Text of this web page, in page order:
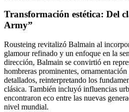
Transformación estética: Del
Army”
Rousteing revitalizó Balmain al
glamour refinado y un enfoque en la
dirección, Balmain se convirtió en
hombreras prominentes,
detallados, reinterpretando los
clásica. También incluyó influencias
encontraron eco entre las nuevas
nivel mundial.